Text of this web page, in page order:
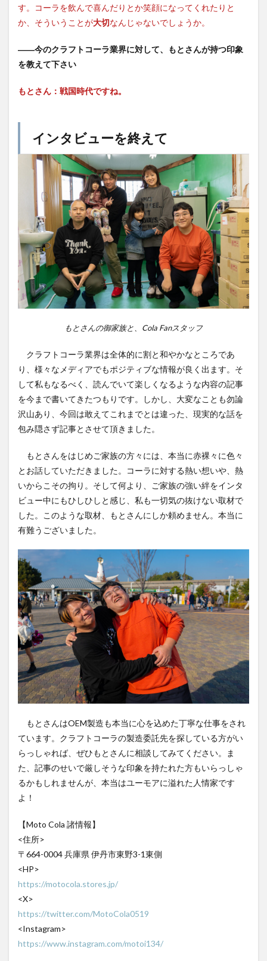
す。コーラを飲んで喜んだりとか笑顔になってくれたりと
か、そういうことが大切なんじゃないでしょうか。
――今のクラフトコーラ業界に対して、もとさんが持つ印象
を教えて下さい
もとさん：戦国時代ですね。
インタビューを終えて
もとさんの御家族と、Cola Fanスタッフ
クラフトコーラ業界は全体的に割と和やかなところであ
り、様々なメディアでもポジティブな情報が良く出ます。そ
して私もなるべく、読んでいて楽しくなるような内容の記事
を今まで書いてきたつもりです。しかし、大変なことも勿論
沢山あり、今回は敢えてこれまでとは違った、現実的な話を
包み隠さず記事とさせて頂きました。
もとさんをはじめご家族の方々には、本当に赤裸々に色々
とお話していただきました。コーラに対する熱い想いや、熱
いからこその拘り。そして何より、ご家族の強い絆をインタ
ビュー中にもひしひしと感じ、私も一切気の抜けない取材で
した。このような取材、もとさんにしか頼めません。本当に
有難うございました。
もとさんはOEM製造も本当に心を込めた丁寧な仕事をされ
ています。クラフトコーラの製造委託先を探している方がい
らっしゃれば、ぜひもとさんに相談してみてください。ま
た、記事のせいで厳しそうな印象を持たれた方もいらっしゃ
るかもしれませんが、本当はユーモアに溢れた人情家です
よ！
【Moto Cola 諸情報】
<住所>
〒664-0004 兵庫県 伊丹市東野3-1東側
<HP>
https://motocola.stores.jp/
<X>
https://twitter.com/MotoCola0519
<Instagram>
https://www.instagram.com/motoi134/